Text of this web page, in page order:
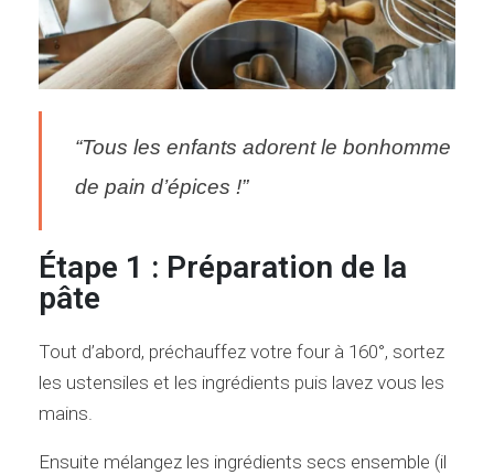
“Tous les enfants adorent le bonhomme
de pain d’épices !”
Étape 1 : Préparation de la
pâte
Tout d’abord, préchauffez votre four à 160°, sortez
les ustensiles et les ingrédients puis lavez vous les
mains.
Ensuite mélangez les ingrédients secs ensemble (il